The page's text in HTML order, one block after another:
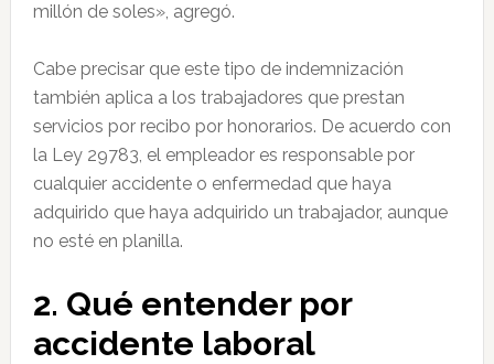
millón de soles», agregó.
Cabe precisar que este tipo de indemnización
también aplica a los trabajadores que prestan
servicios por recibo por honorarios. De acuerdo con
la Ley 29783, el empleador es responsable por
cualquier accidente o enfermedad que haya
adquirido que haya adquirido un trabajador, aunque
no esté en planilla.
2. Qué entender por
accidente laboral